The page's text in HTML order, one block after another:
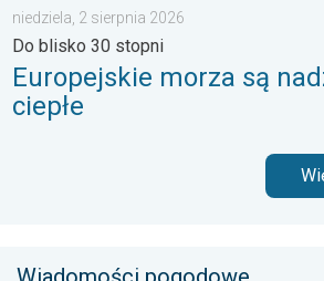
niedziela, 2 sierpnia 2026
Do blisko 30 stopni
Europejskie morza są
ciepłe